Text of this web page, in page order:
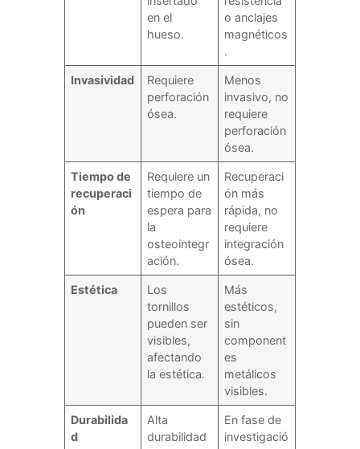
en el
hueso.
o anclajes
magnéticos
.
Invasividad
Requiere
perforación
ósea.
Menos
invasivo, no
requiere
perforación
ósea.
Tiempo de
recuperaci
ón
Requiere un
tiempo de
espera para
la
osteointegr
ación.
Recuperaci
ón más
rápida, no
requiere
integración
ósea.
Estética
Los
tornillos
pueden ser
visibles,
afectando
la estética.
Más
estéticos,
sin
component
es
metálicos
visibles.
Durabilida
d
Alta
durabilidad
En fase de
investigació